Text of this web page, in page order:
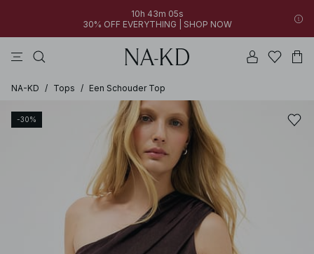
10h 43m 05s
30% OFF EVERYTHING | SHOP NOW
NA-KD / Tops / Een Schouder Top
-30%